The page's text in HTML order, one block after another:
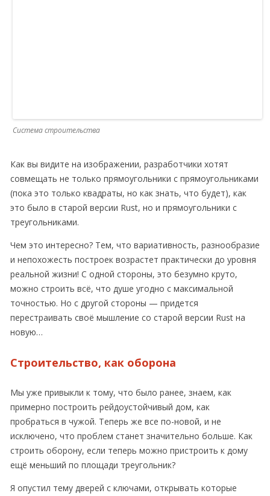
Система строительства
Как вы видите на изображении, разработчики хотят
совмещать не только прямоугольники с прямоугольниками
(пока это только квадраты, но как знать, что будет), как
это было в старой версии Rust, но и прямоугольники с
треугольниками.
Чем это интересно? Тем, что вариативность, разнообразие
и непохожесть построек возрастет практически до уровня
реальной жизни! С одной стороны, это безумно круто,
можно строить всё, что душе угодно с максимальной
точностью. Но с другой стороны — придется
перестраивать своё мышление со старой версии Rust на
новую…
Строительство, как оборона
Мы уже привыкли к тому, что было ранее, знаем, как
примерно построить рейдоустойчивый дом, как
пробраться в чужой. Теперь же все по-новой, и не
исключено, что проблем станет значительно больше. Как
строить оборону, если теперь можно пристроить к дому
ещё меньший по площади треугольник?
Я опустил тему дверей с ключами, открывать которые